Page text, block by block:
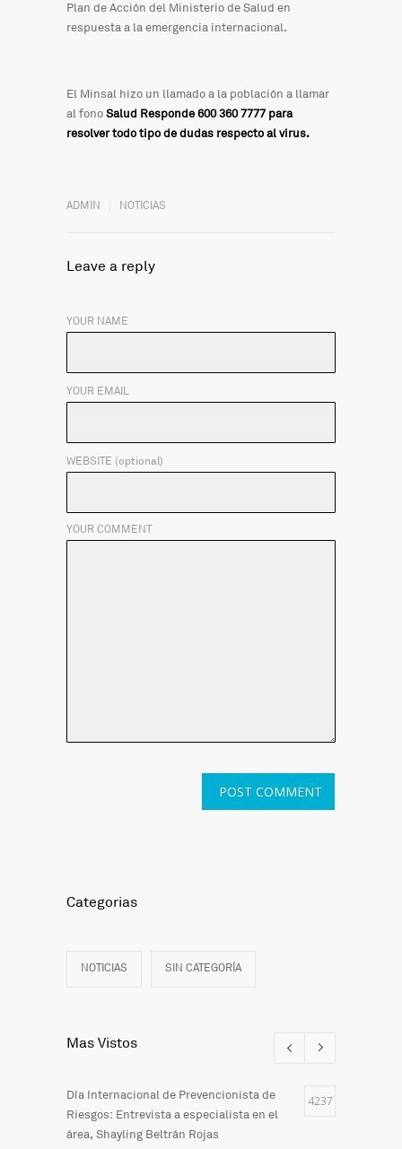
Plan de Acción del Ministerio de Salud en
respuesta a la emergencia internacional.
El Minsal hizo un llamado a la población a llamar
al fonoSalud Responde 600 360 7777 para
resolver todo tipo de dudas respecto al virus.
ADMIN NOTICIAS
Leave a reply
YOUR NAME
YOUR EMAIL
WEBSITE (optional)
YOUR COMMENT
Categorias
NOTICIAS SIN CATEGORÍA
Mas Vistos
Día Internacional de Prevencionista de
Riesgos: Entrevista a especialista en el
área, Shayling Beltrán Rojas
4237